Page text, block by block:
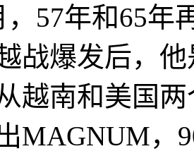
，57年和65年
战爆发后，
越南和美国
MAGNUM，